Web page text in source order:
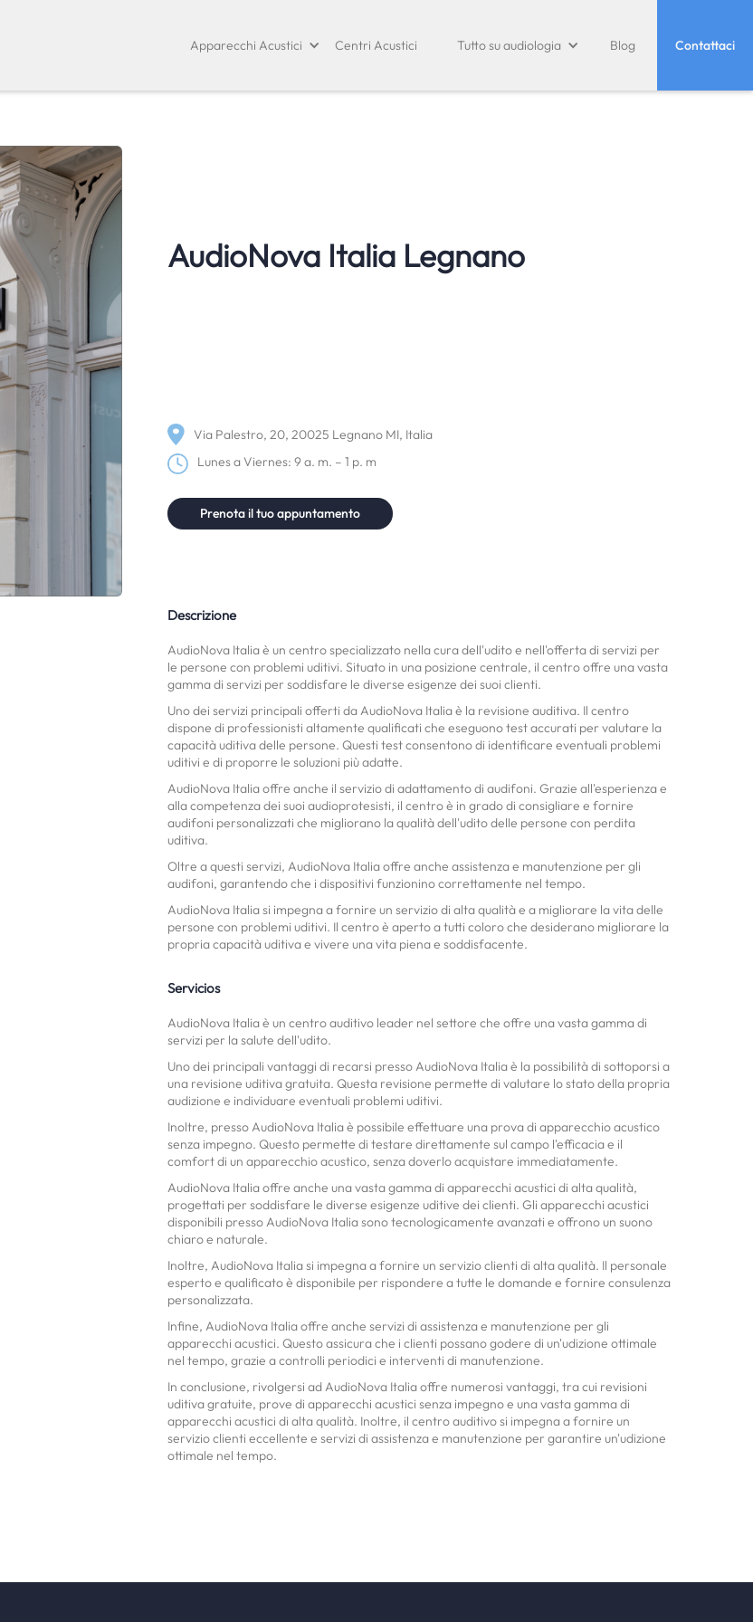
Apparecchi Acustici Centri Acustici Tutto su audiologia Blog Contattaci
AudioNova Italia Legnano
Via Palestro, 20, 20025 Legnano MI, Italia
Lunes a Viernes: 9 a. m. – 1 p. m
Prenota il tuo appuntamento
Descrizione
AudioNova Italia è un centro specializzato nella cura dell'udito e nell'offerta di servizi per
le persone con problemi uditivi. Situato in una posizione centrale, il centro offre una vasta
gamma di servizi per soddisfare le diverse esigenze dei suoi clienti.
Uno dei servizi principali offerti da AudioNova Italia è la revisione auditiva. Il centro
dispone di professionisti altamente qualificati che eseguono test accurati per valutare la
capacità uditiva delle persone. Questi test consentono di identificare eventuali problemi
uditivi e di proporre le soluzioni più adatte.
AudioNova Italia offre anche il servizio di adattamento di audifoni. Grazie all'esperienza e
alla competenza dei suoi audioprotesisti, il centro è in grado di consigliare e fornire
audifoni personalizzati che migliorano la qualità dell'udito delle persone con perdita
uditiva.
Oltre a questi servizi, AudioNova Italia offre anche assistenza e manutenzione per gli
audifoni, garantendo che i dispositivi funzionino correttamente nel tempo.
AudioNova Italia si impegna a fornire un servizio di alta qualità e a migliorare la vita delle
persone con problemi uditivi. Il centro è aperto a tutti coloro che desiderano migliorare la
propria capacità uditiva e vivere una vita piena e soddisfacente.
Servicios
AudioNova Italia è un centro auditivo leader nel settore che offre una vasta gamma di
servizi per la salute dell'udito.
Uno dei principali vantaggi di recarsi presso AudioNova Italia è la possibilità di sottoporsi a
una revisione uditiva gratuita. Questa revisione permette di valutare lo stato della propria
audizione e individuare eventuali problemi uditivi.
Inoltre, presso AudioNova Italia è possibile effettuare una prova di apparecchio acustico
senza impegno. Questo permette di testare direttamente sul campo l'efficacia e il
comfort di un apparecchio acustico, senza doverlo acquistare immediatamente.
AudioNova Italia offre anche una vasta gamma di apparecchi acustici di alta qualità,
progettati per soddisfare le diverse esigenze uditive dei clienti. Gli apparecchi acustici
disponibili presso AudioNova Italia sono tecnologicamente avanzati e offrono un suono
chiaro e naturale.
Inoltre, AudioNova Italia si impegna a fornire un servizio clienti di alta qualità. Il personale
esperto e qualificato è disponibile per rispondere a tutte le domande e fornire consulenza
personalizzata.
Infine, AudioNova Italia offre anche servizi di assistenza e manutenzione per gli
apparecchi acustici. Questo assicura che i clienti possano godere di un'udizione ottimale
nel tempo, grazie a controlli periodici e interventi di manutenzione.
In conclusione, rivolgersi ad AudioNova Italia offre numerosi vantaggi, tra cui revisioni
uditiva gratuite, prove di apparecchi acustici senza impegno e una vasta gamma di
apparecchi acustici di alta qualità. Inoltre, il centro auditivo si impegna a fornire un
servizio clienti eccellente e servizi di assistenza e manutenzione per garantire un'udizione
ottimale nel tempo.